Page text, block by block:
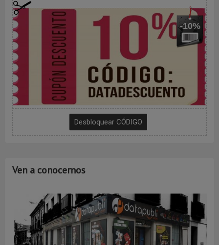
-10%
Ven a conocernos